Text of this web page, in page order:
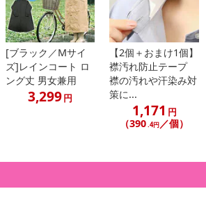
[ブラック／Mサイ
ズ]レインコート ロ
ング丈 男女兼用
3,299円
【2個＋おまけ1個】
襟汚れ防止テープ
襟の汚れや汗染み対
策に...
1,171 円
（390.4円／個）